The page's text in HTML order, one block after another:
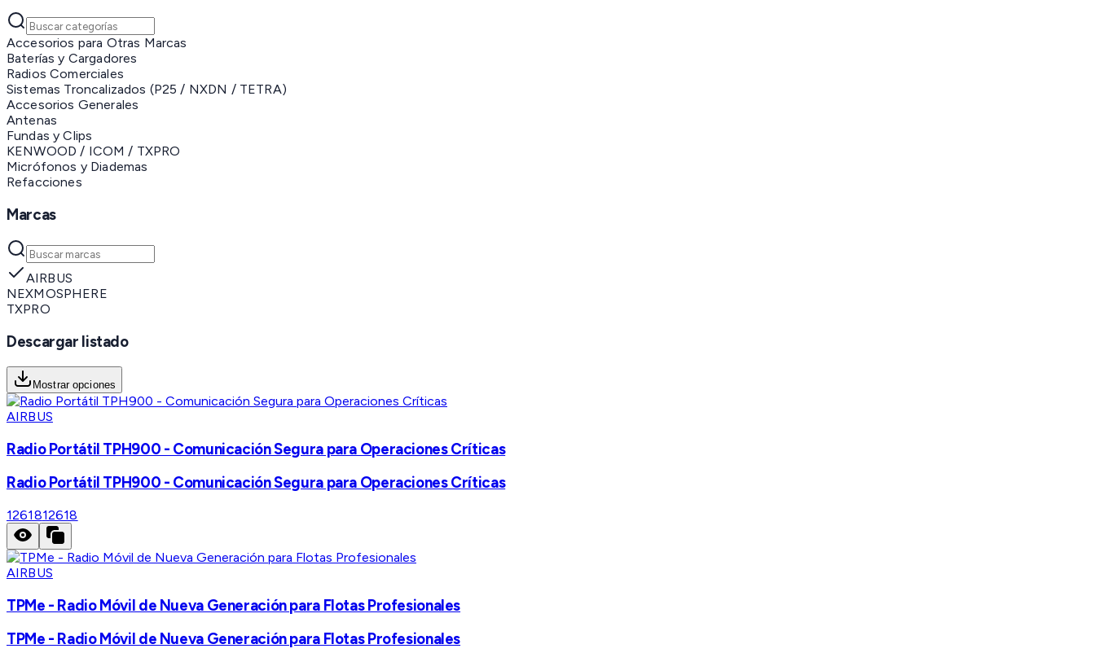
Accesorios para Otras Marcas
Baterías y Cargadores
Radios Comerciales
Sistemas Troncalizados (P25 / NXDN / TETRA)
Accesorios Generales
Antenas
Fundas y Clips
KENWOOD / ICOM / TXPRO
Micrófonos y Diademas
Refacciones
Marcas
AIRBUS
NEXMOSPHERE
TXPRO
Descargar listado
Mostrar opciones
AIRBUS
Radio Portátil TPH900 - Comunicación Segura para Operaciones Críticas
Radio Portátil TPH900 - Comunicación Segura para Operaciones Críticas
1261812618
AIRBUS
TPMe - Radio Móvil de Nueva Generación para Flotas Profesionales
TPMe - Radio Móvil de Nueva Generación para Flotas Profesionales